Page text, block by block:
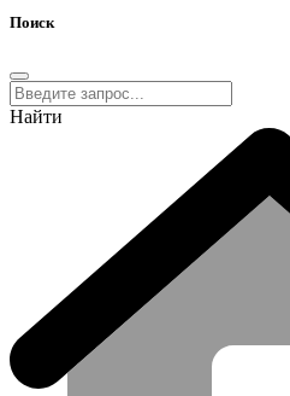
Поиск
Найти